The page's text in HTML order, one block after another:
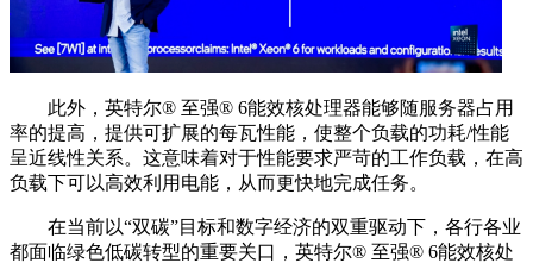
此外，英特尔®️ 至强®️ 6能效核处理器能够随服务器占用
率的提高，提供可扩展的每瓦性能，使整个负载的功耗/性能
呈近线性关系。这意味着对于性能要求严苛的工作负载，在高
负载下可以高效利用电能，从而更快地完成任务。
在当前以“双碳”目标和数字经济的双重驱动下，各行各业
都面临绿色低碳转型的重要关口，英特尔®️ 至强®️ 6能效核处